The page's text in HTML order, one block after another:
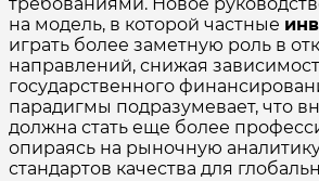
на модель, в которой частные
играть более заметную роль в
направлений, снижая
государственного
парадигмы подразумевает, что
должна стать еще более
опираясь на рыночную
стандартов качества для